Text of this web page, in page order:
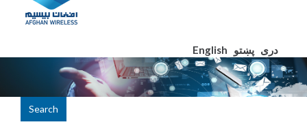
English دری پښتو
Search